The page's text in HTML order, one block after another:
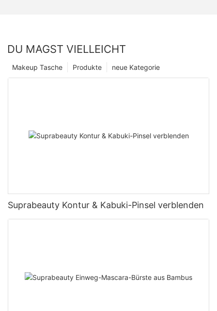
DU MAGST VIELLEICHT
neue Kategorie
Produkte
Makeup Tasche
Suprabeauty Kontur & Kabuki-Pinsel verblenden